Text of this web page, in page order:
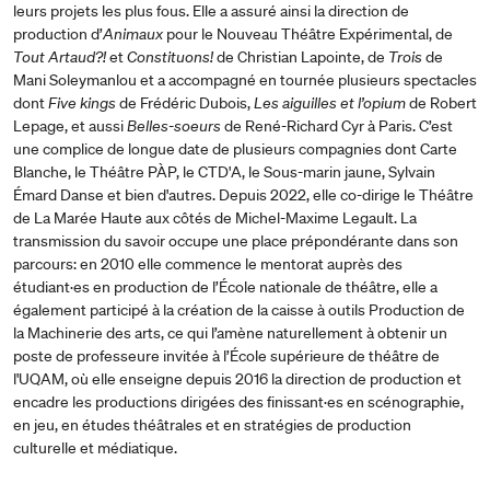
leurs projets les plus fous. Elle a assuré ainsi la direction de
production d’Animaux pour le Nouveau Théâtre Expérimental, de
Tout Artaud?!etConstituons!de Christian Lapointe, de Trois de
Mani Soleymanlou et a accompagné en tournée plusieurs spectacles
dontFive kings de Frédéric Dubois,Les aiguilles et l’opiumde Robert
Lepage, et aussiBelles-soeurs de René-Richard Cyr à Paris. C’est
une complice de longue date de plusieurs compagnies dont Carte
Blanche, le Théâtre PÀP, le CTD'A, le Sous-marin jaune, Sylvain
Émard Danse et bien d'autres. Depuis 2022, elle co-dirige le Théâtre
de La Marée Haute aux côtés de Michel-Maxime Legault. La
transmission du savoir occupe une place prépondérante dans son
parcours: en 2010 elle commence le mentorat auprès des
étudiant·es en production de l’École nationale de théâtre, elle a
également participé à la création de la caisse à outils Production de
la Machinerie des arts, ce qui l’amène naturellement à obtenir un
poste de professeure invitée à l’École supérieure de théâtre de
l'UQAM, où elle enseigne depuis 2016 la direction de production et
encadre les productions dirigées des finissant·es en scénographie,
en jeu, en études théâtrales et en stratégies de production
culturelle et médiatique.